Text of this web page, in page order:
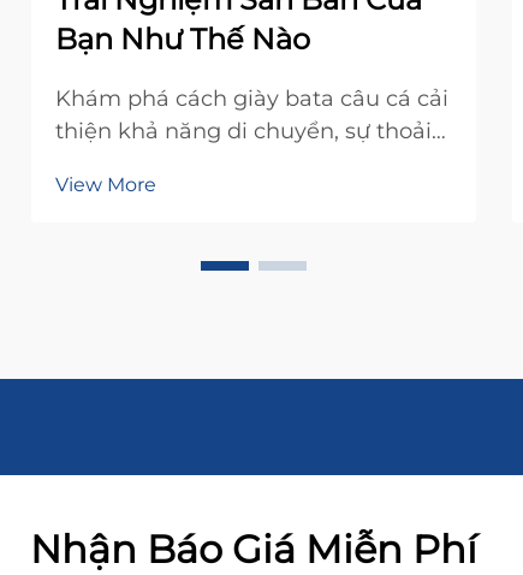
Bạn Như Thế Nào
Khám phá cách giày bata câu cá cải
thiện khả năng di chuyển, sự thoải
môi trường ẩm ướt. Giữ khô ráo, ấm
điều kiện lạnh giá. Tìm hiểu ngay
View More
Nhận Báo Giá Miễn Phí